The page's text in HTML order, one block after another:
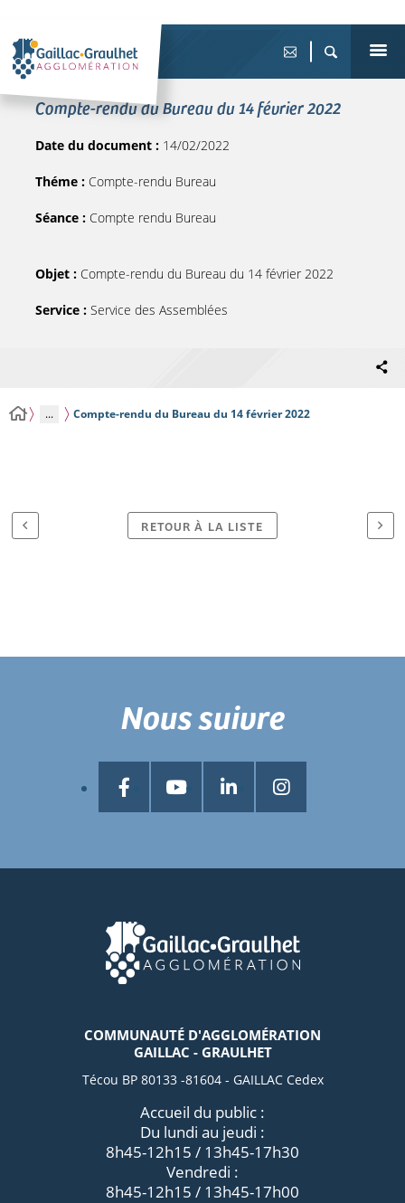
Compte-rendu du Bureau du 14 février 2022
Date du document : 14/02/2022
Théme : Compte-rendu Bureau
Séance : Compte rendu Bureau
Objet : Compte-rendu du Bureau du 14 février 2022
Service : Service des Assemblées
... Compte-rendu du Bureau du 14 février 2022
RETOUR À LA LISTE
COMMUNAUTÉ D'AGGLOMÉRATION
GAILLAC - GRAULHET
Técou BP 80133 -81604 - GAILLAC Cedex
Accueil du public :
Du lundi au jeudi :
8h45-12h15 / 13h45-17h30
Vendredi :
8h45-12h15 / 13h45-17h00
Nous suivre